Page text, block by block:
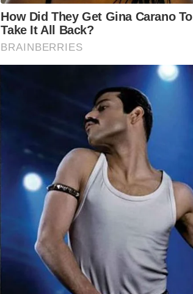
How Did They Get Gina Carano To
Take It All Back?
BRAINBERRIES